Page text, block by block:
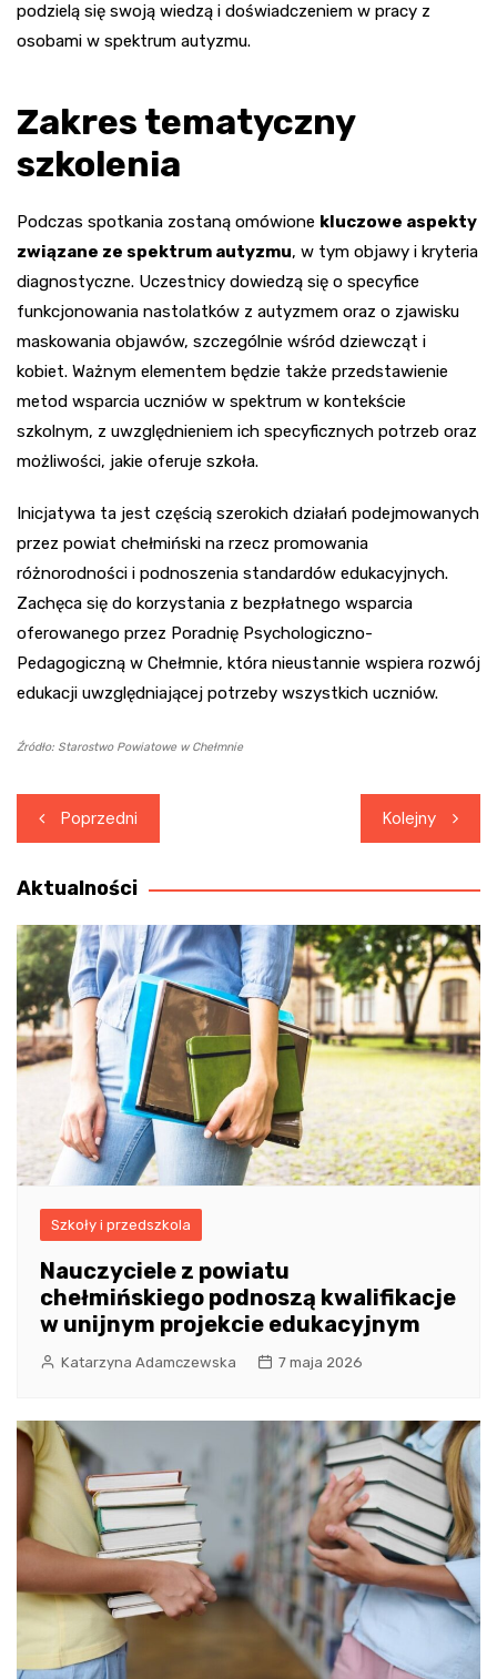
podzielą się swoją wiedzą i doświadczeniem w pracy z
osobami w spektrum autyzmu.
Zakres tematyczny
szkolenia
Podczas spotkania zostaną omówione kluczowe aspekty
związane ze spektrum autyzmu, w tym objawy i kryteria
diagnostyczne. Uczestnicy dowiedzą się o specyfice
funkcjonowania nastolatków z autyzmem oraz o zjawisku
maskowania objawów, szczególnie wśród dziewcząt i
kobiet. Ważnym elementem będzie także przedstawienie
metod wsparcia uczniów w spektrum w kontekście
szkolnym, z uwzględnieniem ich specyficznych potrzeb oraz
możliwości, jakie oferuje szkoła.
Inicjatywa ta jest częścią szerokich działań podejmowanych
przez powiat chełmiński na rzecz promowania
różnorodności i podnoszenia standardów edukacyjnych.
Zachęca się do korzystania z bezpłatnego wsparcia
oferowanego przez Poradnię Psychologiczno-
Pedagogiczną w Chełmnie, która nieustannie wspiera rozwój
edukacji uwzględniającej potrzeby wszystkich uczniów.
Źródło: Starostwo Powiatowe w Chełmnie
Nawigacja
wpisu
Poprzedni Kolejny
Aktualności
Szkoły i przedszkola
Nauczyciele z powiatu
chełmińskiego podnoszą kwalifikacje
w unijnym projekcie edukacyjnym
Katarzyna Adamczewska 7 maja 2026